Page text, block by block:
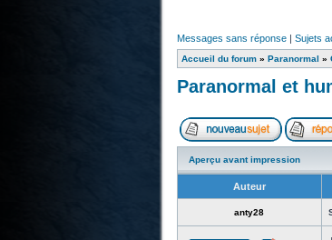
Messages sans réponse| Sujets
Accueil du forum» Paranormal »
Paranormal et
Aperçu avant impression
Auteur
anty28